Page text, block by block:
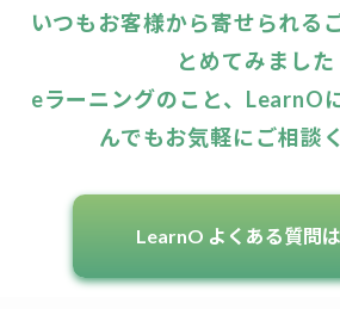
いつもお客様から寄せられる
とめてみました
eラーニングのこと、LearnO
んでもお気軽にご相談
LearnO よくある質問